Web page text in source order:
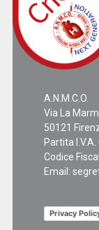
A.N.M.C.O.
Via La
50121
Partita
Codice
Email:
Privacy